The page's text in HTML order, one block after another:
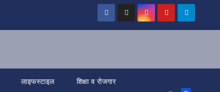
लाइफस्टाइल शिक्षा व रोजगार